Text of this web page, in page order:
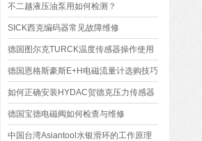
么发出机械噪声
不二越液压油泵用如何检测？
SICK西克编码器常见故障维修
德国图尔克TURCK温度传感器操作使用
德国恩格斯豪斯E+H电磁流量计选购技巧
方法
如何正确安装HYDAC贺德克压力传感器
德国宝德电磁阀如何检查与维修
中国台湾Asiantool水银滑环的工作原理